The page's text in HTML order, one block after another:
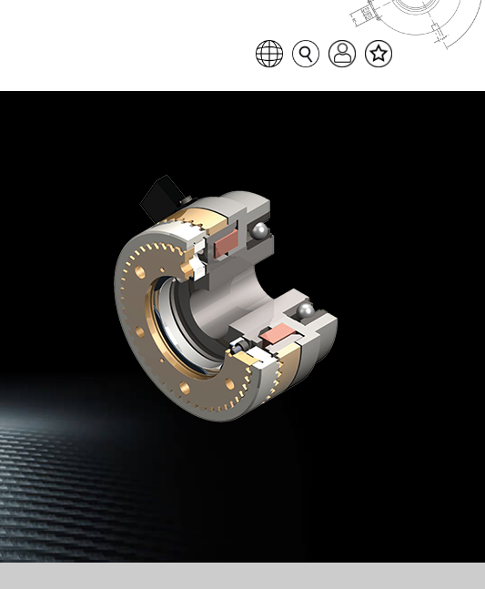
Sprache auswählen
Seitensuche
Login
Favoritenliste